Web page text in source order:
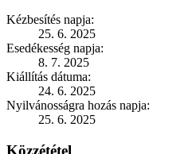
Kézbesítés napja:
25. 6. 2025
Esedékesség napja:
8. 7. 2025
Kiállítás dátuma:
24. 6. 2025
Nyilvánosságra hozás napja:
25. 6. 2025
Közzététel